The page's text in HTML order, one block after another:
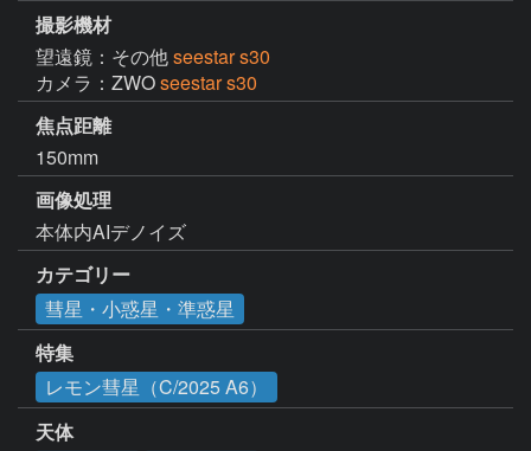
撮影機材
望遠鏡：その他seestar s30
カメラ：ZWOseestar s30
焦点距離
150mm
画像処理
本体内AIデノイズ
カテゴリー
彗星・小惑星・準惑星
特集
レモン彗星（C/2025 A6）
天体